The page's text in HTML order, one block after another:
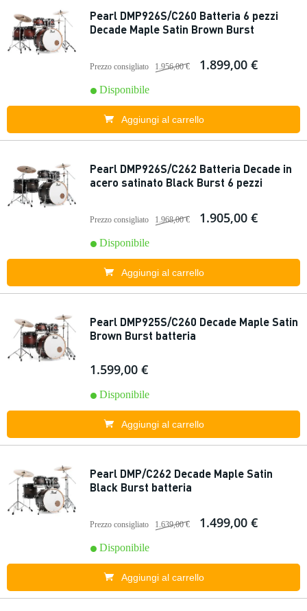
Pearl DMP926S/C260 Batteria 6 pezzi
Decade Maple Satin Brown Burst
Prezzo consigliato 1.956,00 € 1.899,00 €
Disponibile
Aggiungi al carrello
Pearl DMP926S/C262 Batteria Decade in
acero satinato Black Burst 6 pezzi
Prezzo consigliato 1.968,00 € 1.905,00 €
Disponibile
Aggiungi al carrello
Pearl DMP925S/C260 Decade Maple Satin
Brown Burst batteria
1.599,00 €
Disponibile
Aggiungi al carrello
Pearl DMP/C262 Decade Maple Satin
Black Burst batteria
Prezzo consigliato 1.639,00 € 1.499,00 €
Disponibile
Aggiungi al carrello